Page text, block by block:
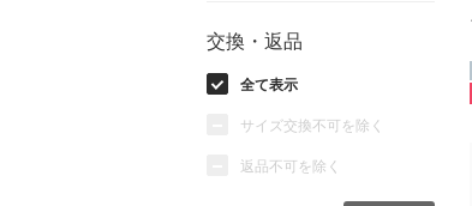
交換・返品
全て表示
サイズ交換不可を除く
返品不可を除く